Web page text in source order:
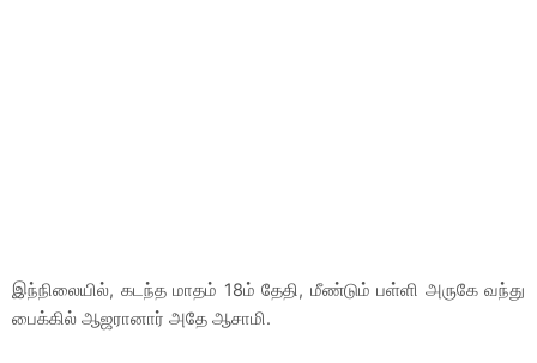
இந்நிலையில், கடந்த மாதம் 18ம் தேதி, மீண்டும் பள்ளி அருகே வந்து
பைக்கில் ஆஜரானார் அதே ஆசாமி.